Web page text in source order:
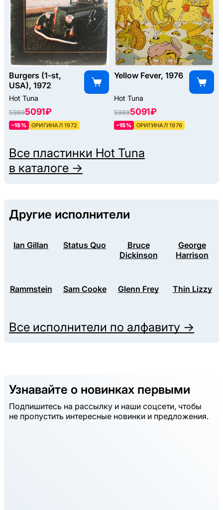
Burgers (1-st,
USA), 1972
Hot Tuna
59895091 ₽
–15% ОРИГИНАЛ 1972
Yellow Fever, 1976
Hot Tuna
59895091 ₽
–15% ОРИГИНАЛ 1976
Все пластинки Hot Tuna
в каталоге →
Другие исполнители
Ian Gillan Status Quo
Bruce
Dickinson
George
Harrison
Rammstein Sam Cooke Glenn Frey Thin Lizzy
Все исполнители по алфавиту →
Узнавайте о новинках первыми
Подпишитесь на рассылку и наши соцсети, чтобы
не пропустить интересные новинки и предложения.